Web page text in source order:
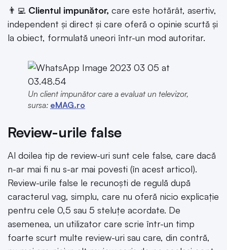
👨‍💻 Clientul impunător, care este hotărât, asertiv,
independent și direct și care oferă o opinie scurtă și
la obiect, formulată uneori într-un mod autoritar.
Un client impunător care a evaluat un televizor,
sursa: eMAG.ro
Review-urile false
Al doilea tip de review-uri sunt cele false, care dacă
n-ar mai fi nu s-ar mai povesti (în acest articol).
Review-urile false le recunoști de regulă după
caracterul vag, simplu, care nu oferă nicio explicație
pentru cele 0,5 sau 5 steluțe acordate. De
asemenea, un utilizator care scrie într-un timp
foarte scurt multe review-uri sau care, din contră,